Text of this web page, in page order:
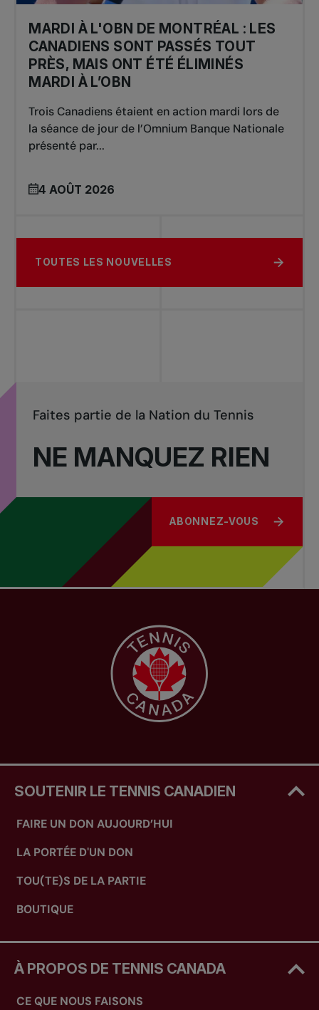
MARDI À L'OBN DE MONTRÉAL : LES
CANADIENS SONT PASSÉS TOUT
PRÈS, MAIS ONT ÉTÉ ÉLIMINÉS
MARDI À L’OBN
Trois Canadiens étaient en action mardi lors de
la séance de jour de l’Omnium Banque Nationale
présenté par...
4 AOÛT 2026
TOUTES LES NOUVELLES
NE MANQUEZ RIEN
Faites partie de la Nation du Tennis
ABONNEZ-VOUS
SOUTENIR LE TENNIS CANADIEN
FAIRE UN DON AUJOURD’HUI
LA PORTÉE D'UN DON
TOU(TE)S DE LA PARTIE
BOUTIQUE
À PROPOS DE TENNIS CANADA
CE QUE NOUS FAISONS